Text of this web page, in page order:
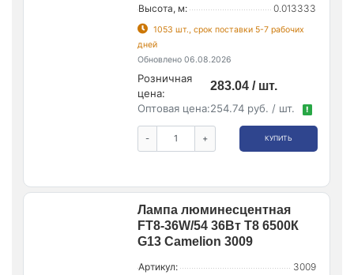
Высота, м:
0.013333
1053 шт., срок поставки 5-7 рабочих
дней
Обновлено 06.08.2026
Розничная
цена:
283.04 / шт.
Оптовая цена:254.74 руб. / шт. !
- + КУПИТЬ
Лампа люминесцентная
FT8-36W/54 36Вт T8 6500К
G13 Camelion 3009
Артикул:
3009